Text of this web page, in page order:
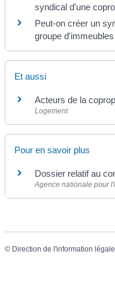
syndical d'une
Peut-on créer un
groupe
Et aussi
Acteurs de la
Logement
Pour en savoir plus
Dossier relatif au
Agence nationale pour
© Direction de l'information